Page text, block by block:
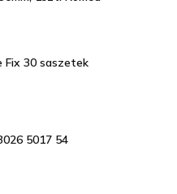
Fix 30 saszetek
5017 54